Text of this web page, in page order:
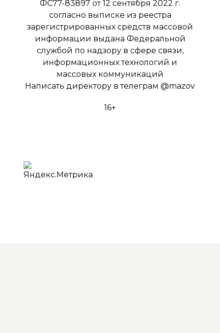
ФС77-83897 от 12 сентября 2022 г.
согласно выписке из реестра
зарегистрированных средств массовой
информации выдана Федеральной
службой по надзору в сфере связи,
информационных технологий и
массовых коммуникаций
Написать директору в телеграм @mazov
16+